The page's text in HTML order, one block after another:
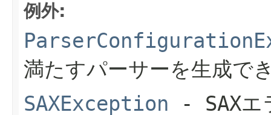
例外:
満たすパーサーを生成で
SAXException - SAXエ